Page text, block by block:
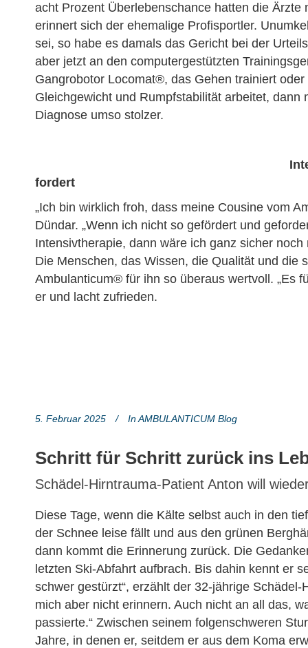
acht Prozent Überlebenschance hatten die Ärzte
erinnert sich der ehemalige Profisportler.
sei, so habe es damals das Gericht bei der
aber jetzt an den computergestützten
Gangrobotor Locomat®, das Gehen trainiert
Gleichgewicht und Rumpfstabilität arbeitet,
Diagnose umso stolzer.
fordert
„Ich bin wirklich froh, dass meine Cousine vom
Dündar. „Wenn ich nicht so gefördert und
Intensivtherapie, dann wäre ich ganz sicher
Die Menschen, das Wissen, die Qualität und die
Ambulanticum® für ihn so überaus wertvoll. „Es
er und lacht zufrieden.
5. Februar 2025 InAMBULANTICUM Blog
Schritt für Schritt zurück ins
Schädel-Hirntrauma-Patient Anton will
Diese Tage, wenn die Kälte selbst auch in den
der Schnee leise fällt und aus den grünen
dann kommt die Erinnerung zurück. Die
letzten Ski-Abfahrt aufbrach. Bis dahin kennt er
schwer gestürzt“, erzählt der 32-jährige
mich aber nicht erinnern. Auch nicht an all das,
passierte.“ Zwischen seinem folgenschweren
Jahre, in denen er, seitdem er aus dem Koma